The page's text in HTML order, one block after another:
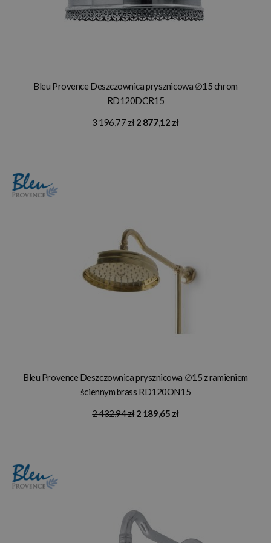
Bleu Provence Deszczownica prysznicowa ∅15 chrom
RD120DCR15
3 196,77 zł 2 877,12 zł
Bleu Provence Deszczownica prysznicowa ∅15 z ramieniem
ściennym brass RD120ON15
2 432,94 zł 2 189,65 zł